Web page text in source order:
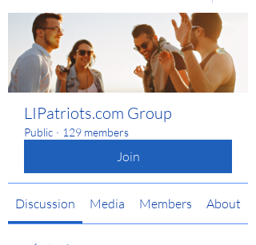
LIPatriots.com Group
Public · 129 members
Join
Discussion Media Members About